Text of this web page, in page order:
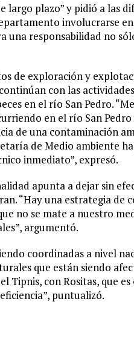
largo plazo” y pidió a las
involucrarse
una responsabilidad no
de exploración y
con las
en el río San Pedro.
en el río San
de una contaminación
de Medio ambiente
inmediato”, expresó.
apunta a dejar sin
“Hay una estrategia de
no se mate a nuestro
argumentó.
coordinadas a nivel
que están siendo
Tipnis, con Rositas, que
puntualizó.